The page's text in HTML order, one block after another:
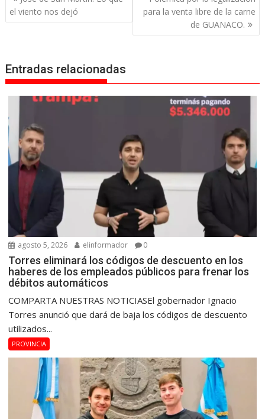
de
entradas
el viento nos dejó
para la venta libre de la carne
de GUANACO.
Entradas relacionadas
agosto 5, 2026 elinformador 0
Torres eliminará los códigos de descuento en los
haberes de los empleados públicos para frenar los
débitos automáticos
COMPARTA NUESTRAS NOTICIASEl gobernador Ignacio
Torres anunció que dará de baja los códigos de descuento
utilizados...
PROVINCIA